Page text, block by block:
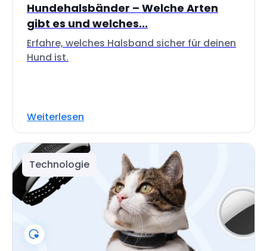
Hundehalsbänder – Welche Arten
gibt es und welches...
Erfahre, welches Halsband sicher für deinen
Hund ist.
Weiterlesen
Technologie